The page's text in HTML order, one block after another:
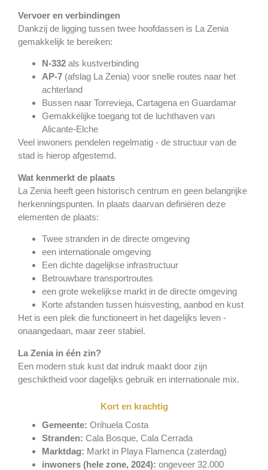
Vervoer en verbindingen
Dankzij de ligging tussen twee hoofdassen is La Zenia
gemakkelijk te bereiken:
N-332 als kustverbinding
AP-7 (afslag La Zenia) voor snelle routes naar het
achterland
Bussen naar Torrevieja, Cartagena en Guardamar
Gemakkelijke toegang tot de luchthaven van
Alicante-Elche
Veel inwoners pendelen regelmatig - de structuur van de
stad is hierop afgestemd.
Wat kenmerkt de plaats
La Zenia heeft geen historisch centrum en geen belangrijke
herkenningspunten. In plaats daarvan definiëren deze
elementen de plaats:
Twee stranden in de directe omgeving
een internationale omgeving
Een dichte dagelijkse infrastructuur
Betrouwbare transportroutes
een grote wekelijkse markt in de directe omgeving
Korte afstanden tussen huisvesting, aanbod en kust
Het is een plek die functioneert in het dagelijks leven -
onaangedaan, maar zeer stabiel.
La Zenia in één zin?
Een modern stuk kust dat indruk maakt door zijn
geschiktheid voor dagelijks gebruik en internationale mix.
Kort en krachtig
Gemeente: Orihuela Costa
Stranden: Cala Bosque, Cala Cerrada
Marktdag: Markt in Playa Flamenca (zaterdag)
inwoners (hele zone, 2024): ongeveer 32.000